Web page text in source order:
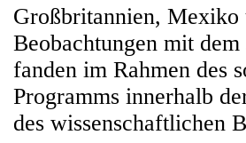
Großbritannien,
Beobachtungen mit dem
fanden im Rahmen des
Programms innerhalb
des wissenschaftlichen